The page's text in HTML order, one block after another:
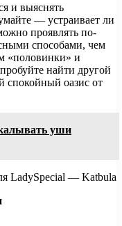
и выяснять
— устраивает ли
проявлять по-
способами, чем
«половинки» и
найти другой
спокойный оазис от
уши
LadySpecial — Katbula